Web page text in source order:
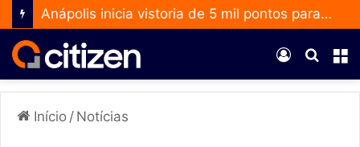
Anápolis inicia vistoria de 5 mil pontos para ampliar uso do Método Wolbachia
por
Entrar
Início / Notícias